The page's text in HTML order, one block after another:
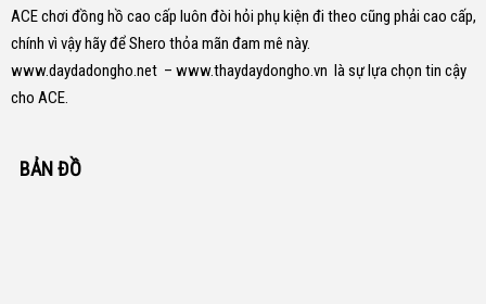
ACE chơi đồng hồ cao cấp luôn đòi hỏi phụ kiện đi theo cũng phải cao cấp,
chính vì vậy hãy để Shero thỏa mãn đam mê này.
www.daydadongho.net – www.thaydaydongho.vn là sự lựa chọn tin cậy
cho ACE.
BẢN ĐỒ